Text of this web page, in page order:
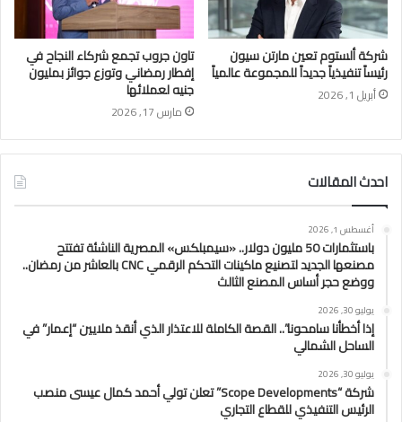
شركة ألستوم تعين مارتن سيون
رئيساً تنفيذياً جديداً للمجموعة عالمياً
أبريل 1, 2026
تاون جروب تجمع شركاء النجاح في
إفطار رمضاني وتوزع جوائز بمليون
جنيه لعملائها
مارس 17, 2026
احدث المقالات
أغسطس 1, 2026
باستثمارات 50 مليون دولار.. «سيمبلكس» المصرية الناشئة تفتتح
مصنعها الجديد لتصنيع ماكينات التحكم الرقمي CNC بالعاشر من رمضان..
ووضع حجر أساس المصنع الثالث
يوليو 30, 2026
إذا أخطأنا سامحونا”.. القصة الكاملة للاعتذار الذي أنقذ ملايين “إعمار” في
الساحل الشمالي
يوليو 30, 2026
شركة “Scope Developments” تعلن تولي أحمد كمال عيسى منصب
الرئيس التنفيذي للقطاع التجاري